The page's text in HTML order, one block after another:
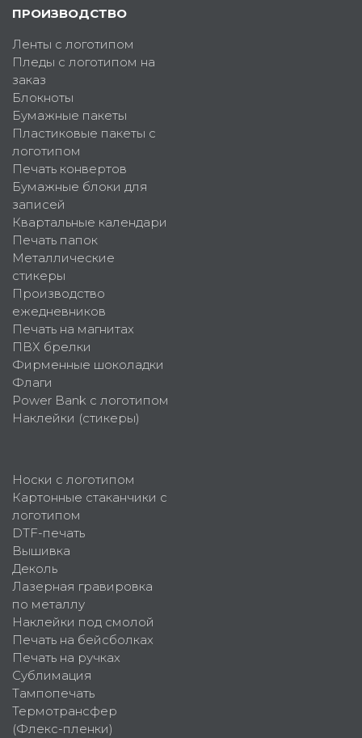
ПРОИЗВОДСТВО
Ленты с логотипом
Пледы с логотипом на
заказ
Блокноты
Бумажные пакеты
Пластиковые пакеты с
логотипом
Печать конвертов
Бумажные блоки для
записей
Квартальные календари
Печать папок
Металлические
стикеры
Производство
ежедневников
Печать на магнитах
ПВХ брелки
Фирменные шоколадки
Флаги
Power Bank с логотипом
Наклейки (стикеры)
Носки с логотипом
Картонные стаканчики с
логотипом
DTF-печать
Вышивка
Деколь
Лазерная гравировка
по металлу
Наклейки под смолой
Печать на бейсболках
Печать на ручках
Сублимация
Тампопечать
Термотрансфер
(Флекс-пленки)